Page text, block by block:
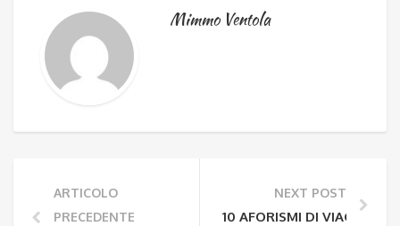
Mimmo Ventola
ARTICOLO
PRECEDENTE
NEXT POST
10 AFORISMI DI VIAGGIO